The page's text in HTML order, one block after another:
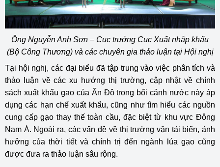
Ông Nguyễn Anh Sơn – Cục trưởng Cục Xuất nhập khẩu
(Bộ Công Thương) và các chuyên gia thảo luận tại Hội nghị
Tại hội nghị, các đại biểu đã tập trung vào việc phân tích và
thảo luận về các xu hướng thị trường, cập nhật về chính
sách xuất khẩu gạo của Ấn Độ trong bối cảnh nước này áp
dụng các hạn chế xuất khẩu, cũng như tìm hiểu các nguồn
cung cấp gạo thay thế toàn cầu, đặc biệt từ khu vực Đông
Nam Á. Ngoài ra, các vấn đề về thị trường vận tải biển, ảnh
hưởng của thời tiết và chính trị đến ngành lúa gạo cũng
được đưa ra thảo luận sâu rộng.